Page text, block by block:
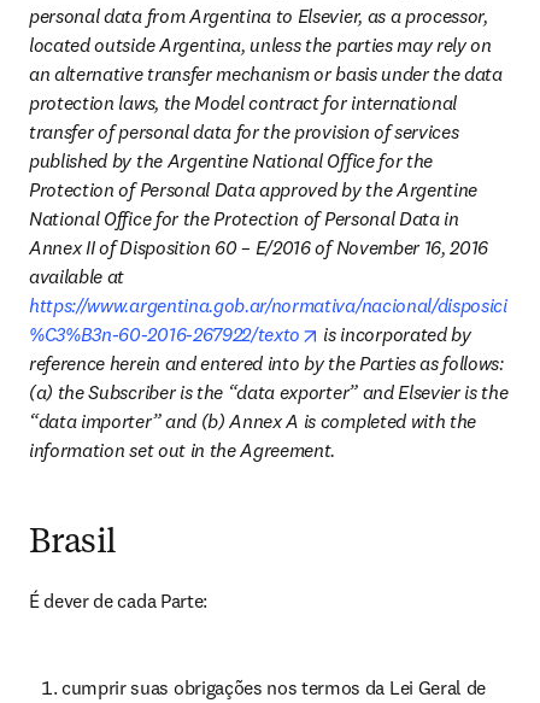
personal data from Argentina to Elsevier, as a processor,
located outside Argentina, unless the parties may rely on
an alternative transfer mechanism or basis under the data
protection laws, the Model contract for international
transfer of personal data for the provision of services
published by the Argentine National Office for the
Protection of Personal Data approved by the Argentine
National Office for the Protection of Personal Data in
Annex II of Disposition 60 – E/2016 of November 16, 2016
https://www.argentina.gob.ar/normativa/nacional/disposici
%C3%B3n-60-2016-267922/texto
opens in new tab/window
is incorporated by
reference herein and entered into by the Parties as follows:
(a) the Subscriber is the “data exporter” and Elsevier is the
“data importer” and (b) Annex A is completed with the
information set out in the Agreement.
Brasil
É dever de cada Parte:
cumprir suas obrigações nos termos da Lei Geral de